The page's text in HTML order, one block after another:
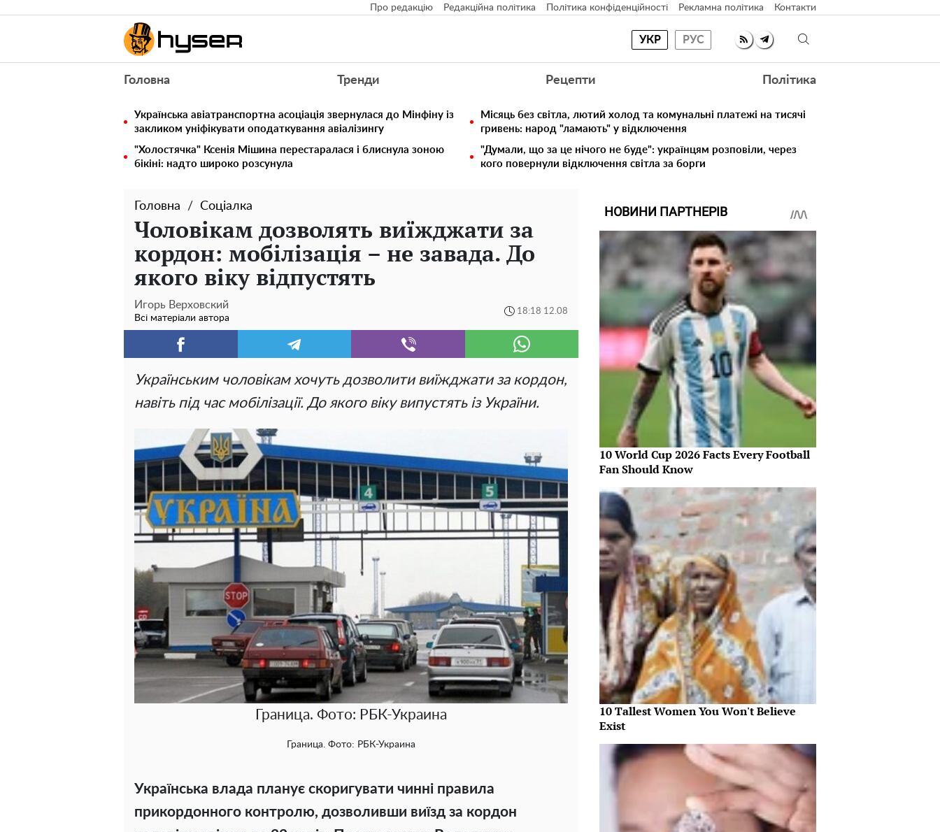
Про редакцію Редакційна політика Політика конфіденційності Рекламна політика Контакти
УКР РУС
Головна Тренди Рецепти Політика
Українська авіатранспортна асоціація звернулася до Мінфіну із
закликом уніфікувати оподаткування авіалізингу
Місяць без світла, лютий холод та комунальні платежі на тисячі
гривень: народ "ламають" у відключення
"Холостячка" Ксенія Мішина перестаралася і блиснула зоною
бікіні: надто широко розсунула
"Думали, що за це нічого не буде": українцям розповіли, через
кого повернули відключення світла за борги
Головна Соціалка
Чоловікам дозволять виїжджати за
кордон: мобілізація – не завада. До
якого віку відпустять
Игорь Верховский
Всі матеріали автора
18:18 12.08
Українським чоловікам хочуть дозволити виїжджати за кордон,
навіть під час мобілізації. До якого віку випустять із України.
Граница. Фото: РБК-Украина
Граница. Фото: РБК-Украина
Українська влада планує скоригувати чинні правила
прикордонного контролю, дозволивши виїзд за кордон
НОВИНИ ПАРТНЕРІВ
10 World Cup 2026 Facts Every Football
Fan Should Know
10 Tallest Women You Won't Believe
Exist